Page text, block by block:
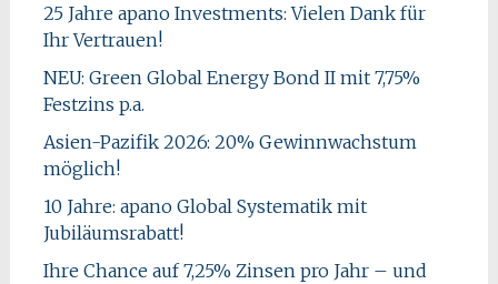
25 Jahre apano Investments: Vielen Dank für
Ihr Vertrauen!
NEU: Green Global Energy Bond II mit 7,75%
Festzins p.a.
Asien-Pazifik 2026: 20% Gewinnwachstum
möglich!
10 Jahre: apano Global Systematik mit
Jubiläumsrabatt!
Ihre Chance auf 7,25% Zinsen pro Jahr – und